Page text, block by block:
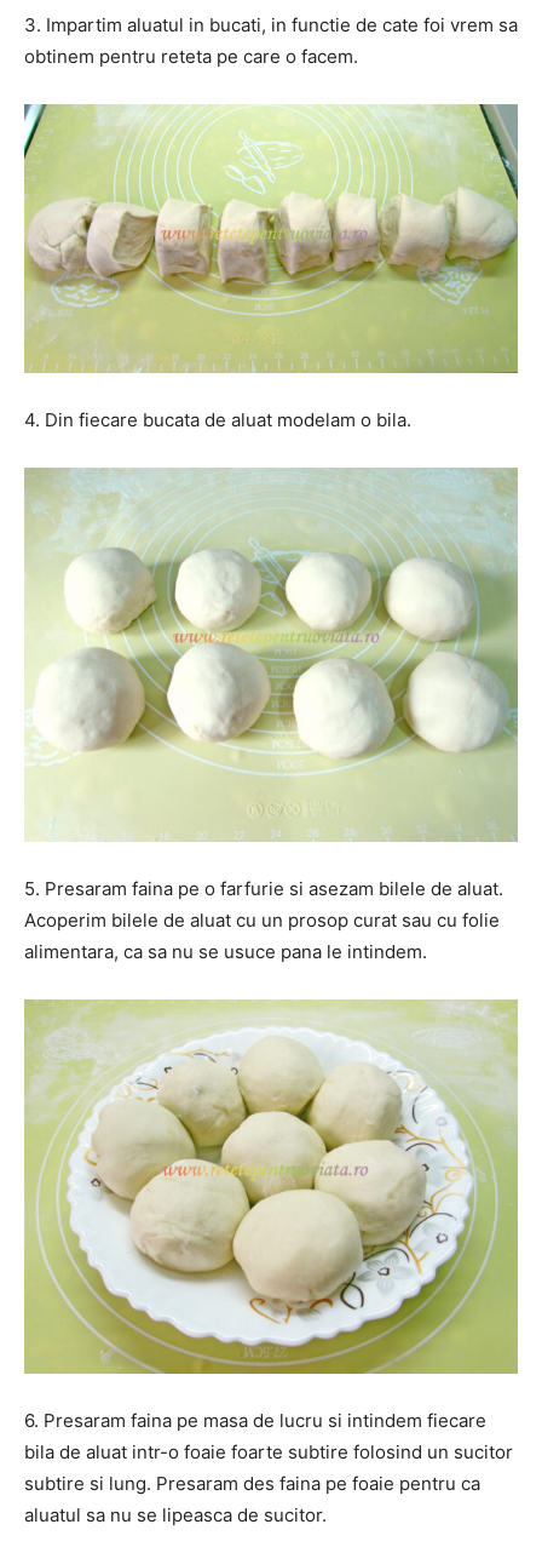
3. Impartim aluatul in bucati, in functie de cate foi vrem sa
obtinem pentru reteta pe care o facem.
4. Din fiecare bucata de aluat modelam o bila.
5. Presaram faina pe o farfurie si asezam bilele de aluat.
Acoperim bilele de aluat cu un prosop curat sau cu folie
alimentara, ca sa nu se usuce pana le intindem.
6. Presaram faina pe masa de lucru si intindem fiecare
bila de aluat intr-o foaie foarte subtire folosind un sucitor
subtire si lung. Presaram des faina pe foaie pentru ca
aluatul sa nu se lipeasca de sucitor.